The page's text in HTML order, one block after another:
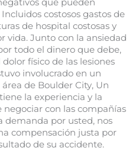
que pueden
costosos gastos de
de hospital costosas y
vida. Junto con la ansiedad
todo el dinero que debe,
físico de las lesiones
involucrado en un
de Boulder City, Un
la experiencia y la
negociar con las compañías
demanda por usted, nos
compensación justa por
de su accidente.